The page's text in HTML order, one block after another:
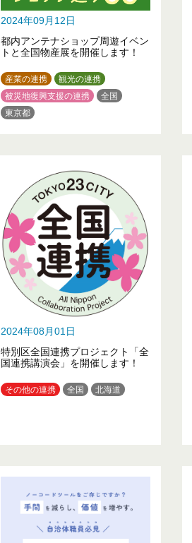
2024年09月12日
都内アンテナショップ周遊イベン
トと全国物産展を開催します！
産業の連携
観光の連携
被災地復興支援の連携
全国
東京都
2024年08月01日
特別区全国連携プロジェクト「全
国連携講演会」を開催します！
その他の連携 全国 北海道